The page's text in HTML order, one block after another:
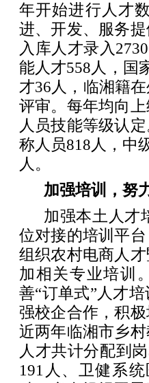
年开始进行人才
进、开发、服务
入库人才录入
能人才558人，国
才36人，临湘籍
评审。每年均向
人员技能等级认
称人员818人，中
人。
加强培训，努
加强本土人才
位对接的培训平
组织农村电商人
加相关专业培训
善“订单式”人才
强校企合作，积
近两年临湘市乡
人才共计分配到
191人、卫健系